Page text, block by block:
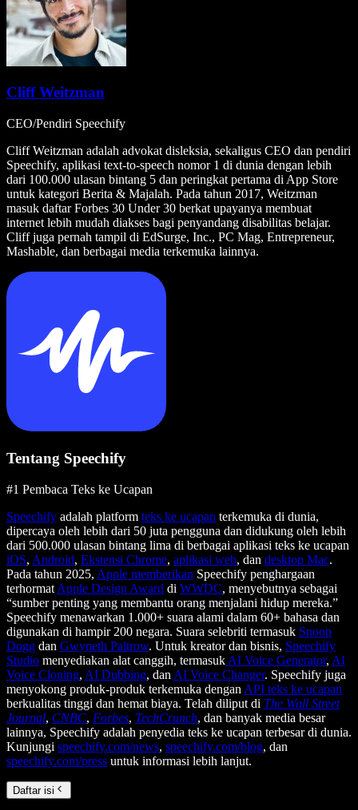
Cliff Weitzman
CEO/Pendiri Speechify
Cliff Weitzman adalah advokat disleksia, sekaligus CEO dan pendiri
Speechify, aplikasi text-to-speech nomor 1 di dunia dengan lebih
dari 100.000 ulasan bintang 5 dan peringkat pertama di App Store
untuk kategori Berita & Majalah. Pada tahun 2017, Weitzman
masuk daftar Forbes 30 Under 30 berkat upayanya membuat
internet lebih mudah diakses bagi penyandang disabilitas belajar.
Cliff juga pernah tampil di EdSurge, Inc., PC Mag, Entrepreneur,
Mashable, dan berbagai media terkemuka lainnya.
Tentang Speechify
#1 Pembaca Teks ke Ucapan
Speechify adalah platform teks ke ucapan terkemuka di dunia,
dipercaya oleh lebih dari 50 juta pengguna dan didukung oleh lebih
dari 500.000 ulasan bintang lima di berbagai aplikasi teks ke ucapan
iOS, Android, Ekstensi Chrome, aplikasi web, dan desktop Mac.
Pada tahun 2025, Apple memberikan Speechify penghargaan
terhormat Apple Design Award di WWDC, menyebutnya sebagai
“sumber penting yang membantu orang menjalani hidup mereka.”
Speechify menawarkan 1.000+ suara alami dalam 60+ bahasa dan
digunakan di hampir 200 negara. Suara selebriti termasuk Snoop
Dogg dan Gwyneth Paltrow. Untuk kreator dan bisnis, Speechify
Studio menyediakan alat canggih, termasuk AI Voice Generator, AI
Voice Cloning, AI Dubbing, dan AI Voice Changer. Speechify juga
menyokong produk-produk terkemuka dengan API teks ke ucapan
berkualitas tinggi dan hemat biaya. Telah diliput di The Wall Street
Journal, CNBC, Forbes, TechCrunch, dan banyak media besar
lainnya, Speechify adalah penyedia teks ke ucapan terbesar di dunia.
Kunjungi speechify.com/news, speechify.com/blog, dan
speechify.com/press untuk informasi lebih lanjut.
Daftar isi